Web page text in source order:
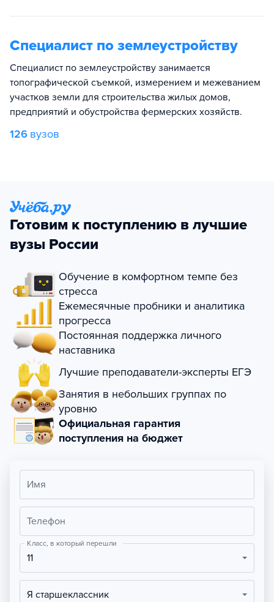
Специалист по землеустройству
Специалист по землеустройству занимается
топографической съемкой, измерением и межеванием
участков земли для строительства жилых домов,
предприятий и обустройства фермерских хозяйств.
126 вузов
Готовим к поступлению в лучшие
вузы России
Обучение в комфортном темпе без
стресса
Ежемесячные пробники и аналитика
прогресса
Постоянная поддержка личного
наставника
Лучшие преподаватели-эксперты ЕГЭ
Занятия в небольших группах по
уровню
Официальная гарантия
поступления на бюджет
Имя
Телефон
Класс, в который перешли
11
Я старшеклассник